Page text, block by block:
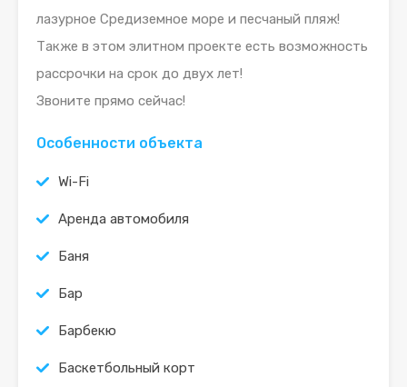
лазурное Средиземное море и песчаный пляж!
Также в этом элитном проекте есть возможность
рассрочки на срок до двух лет!
Звоните прямо сейчас!
Особенности объекта
Wi-Fi
Аренда автомобиля
Баня
Бар
Барбекю
Баскетбольный корт